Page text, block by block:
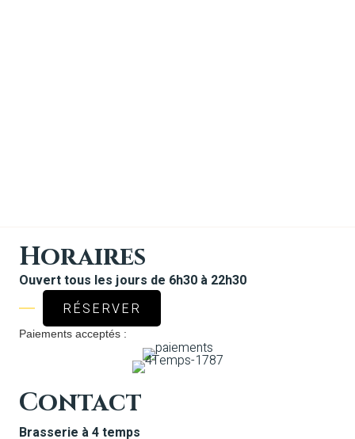
Horaires
Ouvert tous les jours de 6h30 à 22h30
RÉSERVER
Paiements acceptés :
Contact
Brasserie à 4 temps